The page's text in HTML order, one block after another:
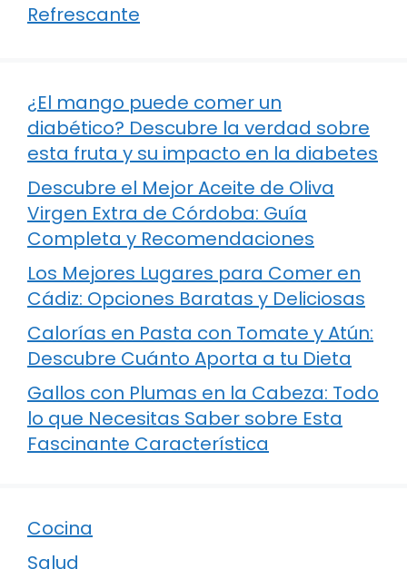
Refrescante
¿El mango puede comer un
diabético? Descubre la verdad sobre
esta fruta y su impacto en la diabetes
Descubre el Mejor Aceite de Oliva
Virgen Extra de Córdoba: Guía
Completa y Recomendaciones
Los Mejores Lugares para Comer en
Cádiz: Opciones Baratas y Deliciosas
Calorías en Pasta con Tomate y Atún:
Descubre Cuánto Aporta a tu Dieta
Gallos con Plumas en la Cabeza: Todo
lo que Necesitas Saber sobre Esta
Fascinante Característica
Cocina
Salud